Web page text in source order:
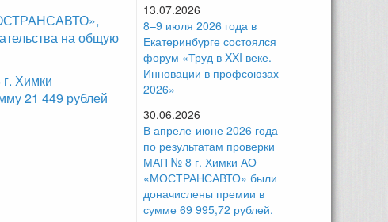
на общую
Химки
21 449 рублей
13.07.2026
8–9 июля 2026 года в
Екатеринбурге состоялся
форум «Труд в XXI веке.
Инновации в профсоюзах
2026»
30.06.2026
В апреле-июне 2026 года
по результатам проверки
МАП № 8 г. Химки АО
«МОСТРАНСАВТО» были
доначислены премии в
сумме 69 995,72 рублей.